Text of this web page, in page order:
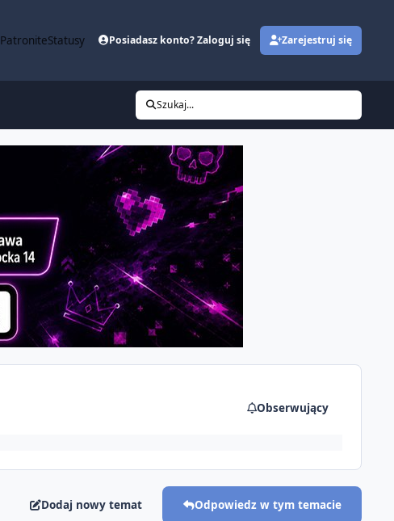
PatroniteStatusy Posiadasz konto? Zaloguj się Zarejestruj się
Szukaj...
Obserwujący
Dodaj nowy temat Odpowiedz w tym temacie